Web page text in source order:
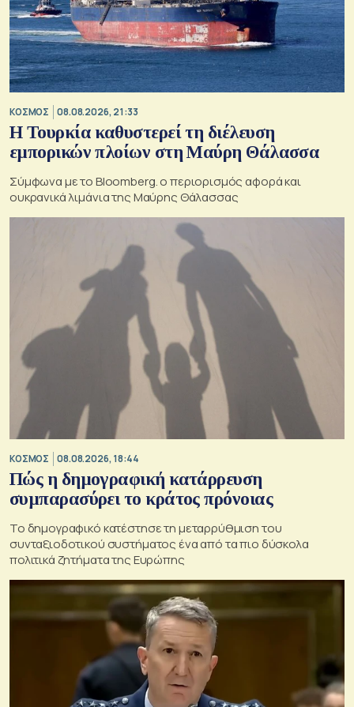
ΚΟΣΜΟΣ 08.08.2026, 21:33
Η Τουρκία καθυστερεί τη διέλευση
εμπορικών πλοίων στη Μαύρη Θάλασσα
Σύμφωνα με το Bloomberg. ο περιορισμός αφορά και
ουκρανικά λιμάνια της Μαύρης Θάλασσας
ΚΟΣΜΟΣ 08.08.2026, 18:44
Πώς η δημογραφική κατάρρευση
συμπαρασύρει το κράτος πρόνοιας
Το δημογραφικό κατέστησε τη μεταρρύθμιση του
συνταξιοδοτικού συστήματος ένα από τα πιο δύσκολα
πολιτικά ζητήματα της Ευρώπης